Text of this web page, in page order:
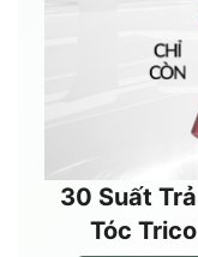
30 Suất
Tóc